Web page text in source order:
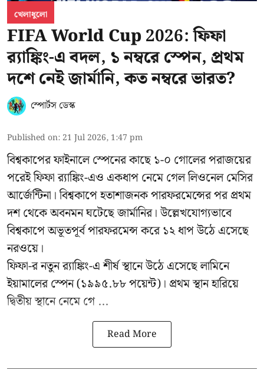
খেলাধুলো
FIFA World Cup 2026: ফিফা
র‍্যাঙ্কিং-এ বদল, ১ নম্বরে স্পেন, প্রথম
দশে নেই জার্মানি, কত নম্বরে ভারত?
স্পোর্টস ডেস্ক
Published on: 21 Jul 2026, 1:47 pm
বিশ্বকাপের ফাইনালে স্পেনের কাছে ১-০ গোলের পরাজয়ের
পরেই ফিফা র‍্যাঙ্কিং-এও একধাপ নেমে গেল লিওনেল মেসির
আর্জেন্টিনা। বিশ্বকাপে হতাশাজনক পারফরমেন্সের পর প্রথম
দশ থেকে অবনমন ঘটেছে জার্মানির। উল্লেখযোগ্যভাবে
বিশ্বকাপে অভূতপূর্ব পারফরমেন্স করে ১২ ধাপ উঠে এসেছে
নরওয়ে।
ফিফা-র নতুন র‍্যাঙ্কিং-এ শীর্ষ স্থানে উঠে এসেছে লামিনে
ইয়ামালের স্পেন (১৯৯৫.৮৮ পয়েন্ট)। প্রথম স্থান হারিয়ে
দ্বিতীয় স্থানে নেমে গে ...
Read More